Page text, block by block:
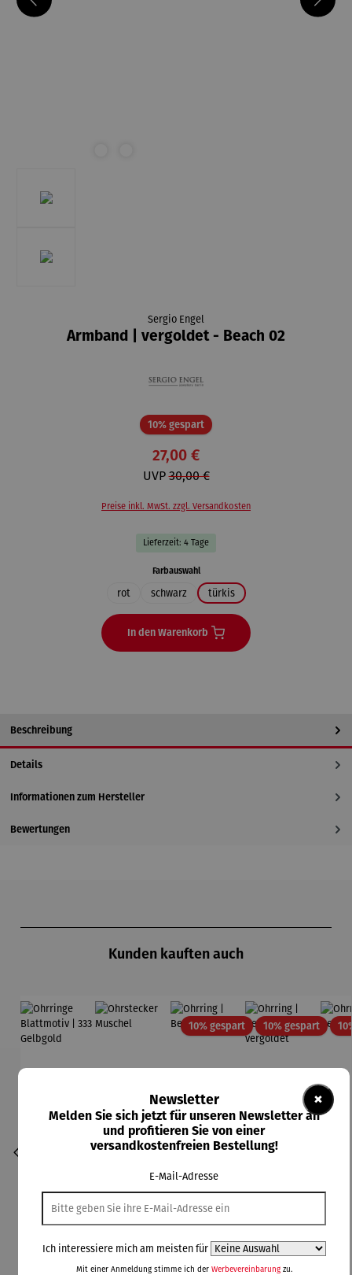
Sergio Engel
Armband | vergoldet - Beach 02
10% gespartRabatt
27,00 €
UVP30,00 €
Preise inkl. MwSt. zzgl. Versandkosten
Lieferzeit: 4 Tage
Farbauswahlauswählen
rot schwarz türkis
In den Warenkorb
Beschreibung
Details
Informationen zum Hersteller
Bewertungen
Kunden kauften auch
10% gespartRabatt10% gespartRabatt
×
Newsletter
Melden Sie sich jetzt für unseren Newsletter an
und profitieren Sie von einer
versandkostenfreien Bestellung!
E-Mail-Adresse
Ich interessiere mich am meisten für
Mit einer Anmeldung stimme ich der Werbevereinbarungzu.